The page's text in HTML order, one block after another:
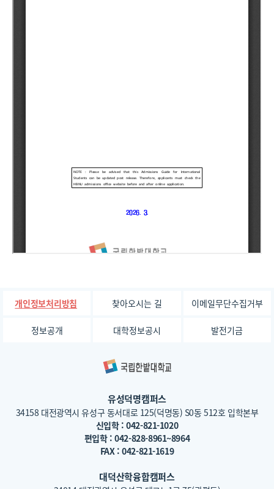
개인정보처리방침 찾아오시는 길 이메일무단수집거부
정보공개 대학정보공시 발전기금
유성덕명캠퍼스
34158 대전광역시 유성구 동서대로 125(덕명동) S0동 512호 입학본부
신입학 : 042-821-1020
편입학 : 042-828-8961~8964
FAX : 042-821-1619
대덕산학융합캠퍼스